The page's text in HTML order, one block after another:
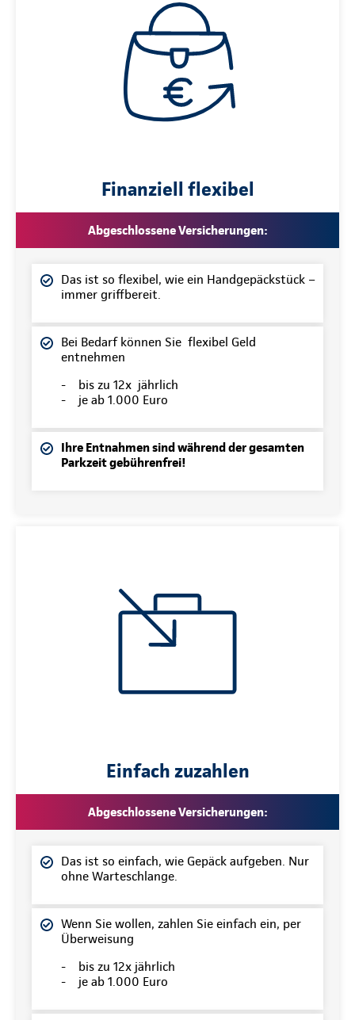
Finanziell flexibel
Abgeschlossene Versicherungen:
Das ist so flexibel, wie ein Handgepäckstück –
immer griffbereit.
Bei Bedarf können Sie flexibel Geld
entnehmen
- bis zu 12x jährlich
- je ab 1.000 Euro
Ihre Entnahmen sind während der gesamten
Parkzeit gebührenfrei!
Einfach zuzahlen
Abgeschlossene Versicherungen:
Das ist so einfach, wie Gepäck aufgeben. Nur
ohne Warteschlange.
Wenn Sie wollen, zahlen Sie einfach ein, per
Überweisung
- bis zu 12x jährlich
- je ab 1.000 Euro